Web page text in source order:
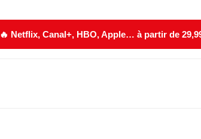
🔥 Netflix, Canal+, HBO, Apple… à partir de